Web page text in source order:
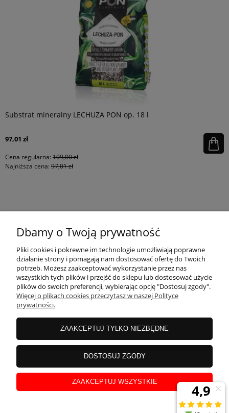
Substrat mineralny LECHUZA PON op. 18 l
97,01 zł
Cena regularna: 109,00 zł
Najniższa cena: 97,01 zł
MOJE KONTO
PŁATNOŚCI I DOSTAWA
INFORMACJE
INSTRUKCJE
O NAS
Dbamy o Twoją prywatność
Pliki cookies i pokrewne im technologie umożliwiają poprawne
działanie strony i pomagają nam dostosować ofertę do Twoich
potrzeb. Możesz zaakceptować wykorzystanie przez nas
wszystkich tych plików i przejść do sklepu lub dostosować użycie
plików do swoich preferencji, wybierając opcję "Dostosuj zgody".
Więcej o plikach cookies przeczytasz w naszej Polityce
prywatności.
ZAAKCEPTUJ TYLKO NIEZBĘDNE
DOSTOSUJ ZGODY
ZAAKCEPTUJ WSZYSTKIE